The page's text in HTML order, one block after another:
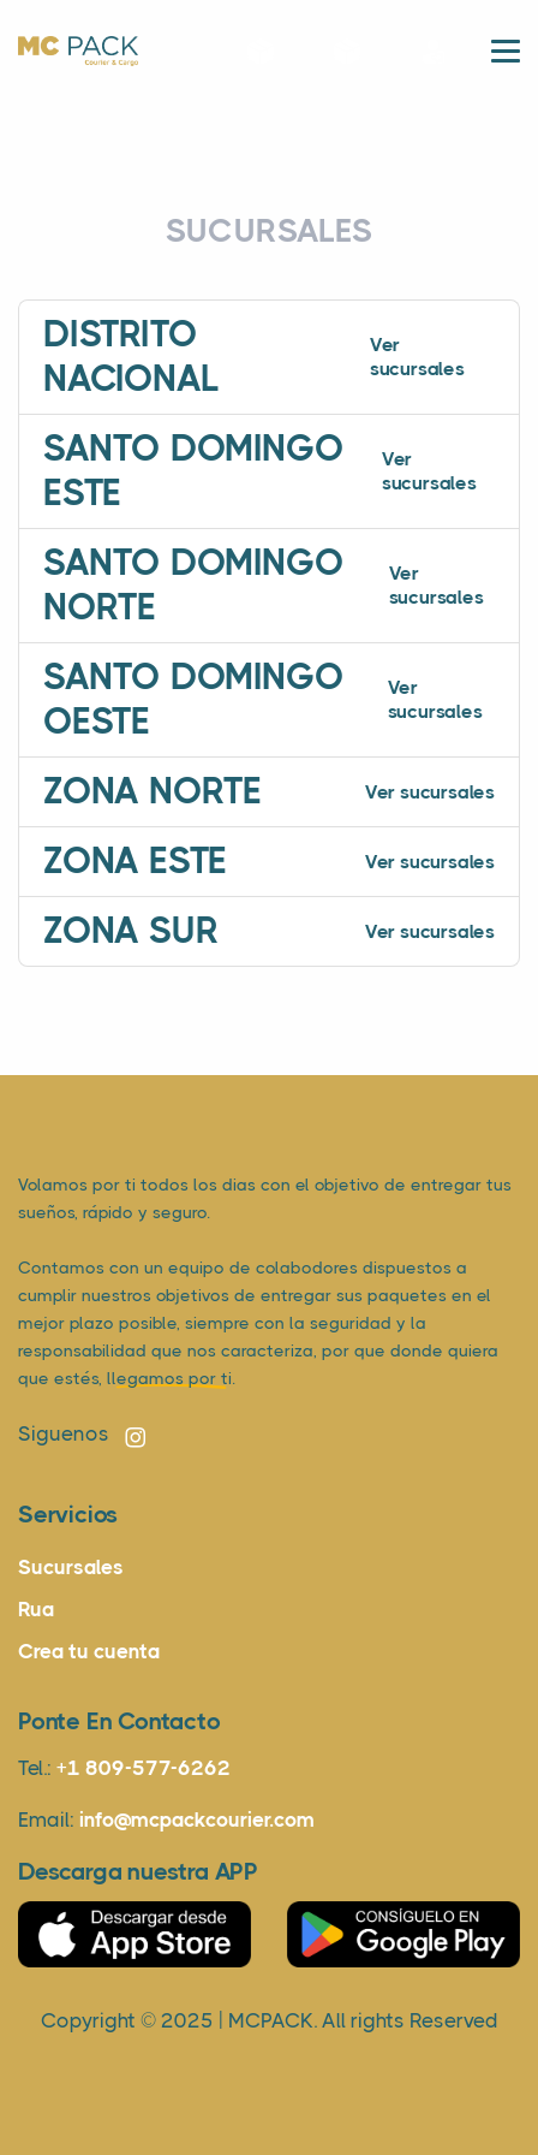
SUCURSALES
DISTRITO
NACIONAL
Ver
sucursales
SANTO DOMINGO
ESTE
Ver
sucursales
SANTO DOMINGO
NORTE
Ver
sucursales
SANTO DOMINGO
OESTE
Ver
sucursales
ZONA NORTE Ver sucursales
ZONA ESTE Ver sucursales
ZONA SUR Ver sucursales
Volamos por ti todos los dias con el objetivo de entregar tus
sueños, rápido y seguro.
Contamos con un equipo de colabodores dispuestos a
cumplir nuestros objetivos de entregar sus paquetes en el
mejor plazo posible, siempre con la seguridad y la
responsabilidad que nos caracteriza, por que donde quiera
que estés, llegamos por ti.
Siguenos
Servicios
Sucursales
Rua
Crea tu cuenta
Ponte En Contacto
Tel.: +1 809-577-6262
Email: info@mcpackcourier.com
Descarga nuestra APP
Copyright © 2025 | MCPACK. All rights Reserved